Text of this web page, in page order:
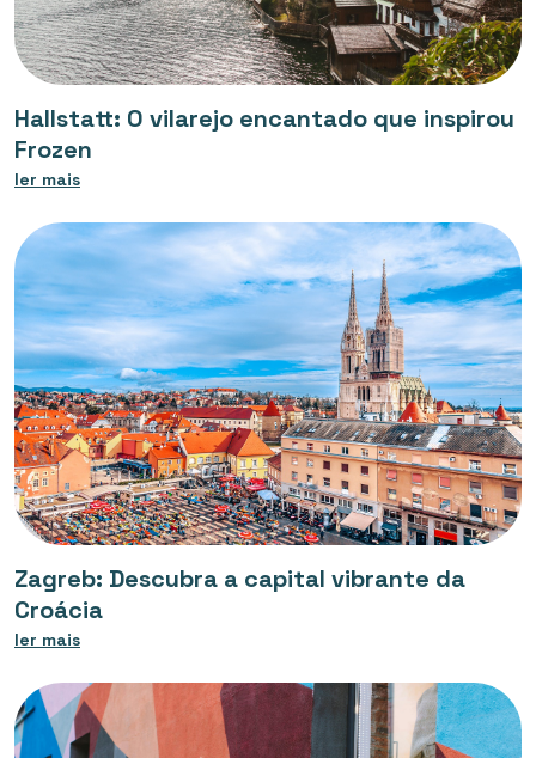
Hallstatt: O vilarejo encantado que inspirou
Frozen
ler mais
Zagreb: Descubra a capital vibrante da
Croácia
ler mais